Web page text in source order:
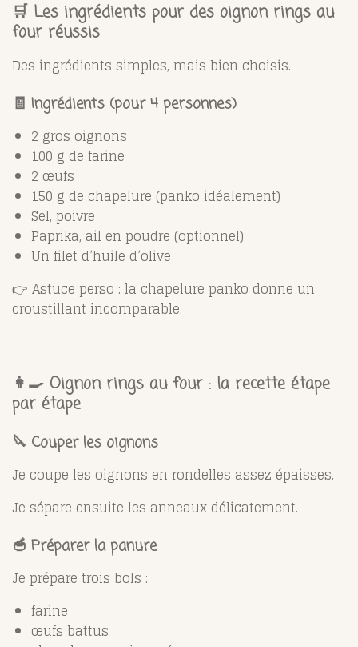
🛒 Les ingrédients pour des oignon rings au
four réussis
Des ingrédients simples, mais bien choisis.
🧾 Ingrédients (pour 4 personnes)
2 gros oignons
100 g de farine
2 œufs
150 g de chapelure (panko idéalement)
Sel, poivre
Paprika, ail en poudre (optionnel)
Un filet d’huile d’olive
👉 Astuce perso : la chapelure panko donne un
croustillant incomparable.
👩‍🍳 Oignon rings au four : la recette étape
par étape
🔪 Couper les oignons
Je coupe les oignons en rondelles assez épaisses.
Je sépare ensuite les anneaux délicatement.
🥣 Préparer la panure
Je prépare trois bols :
farine
œufs battus